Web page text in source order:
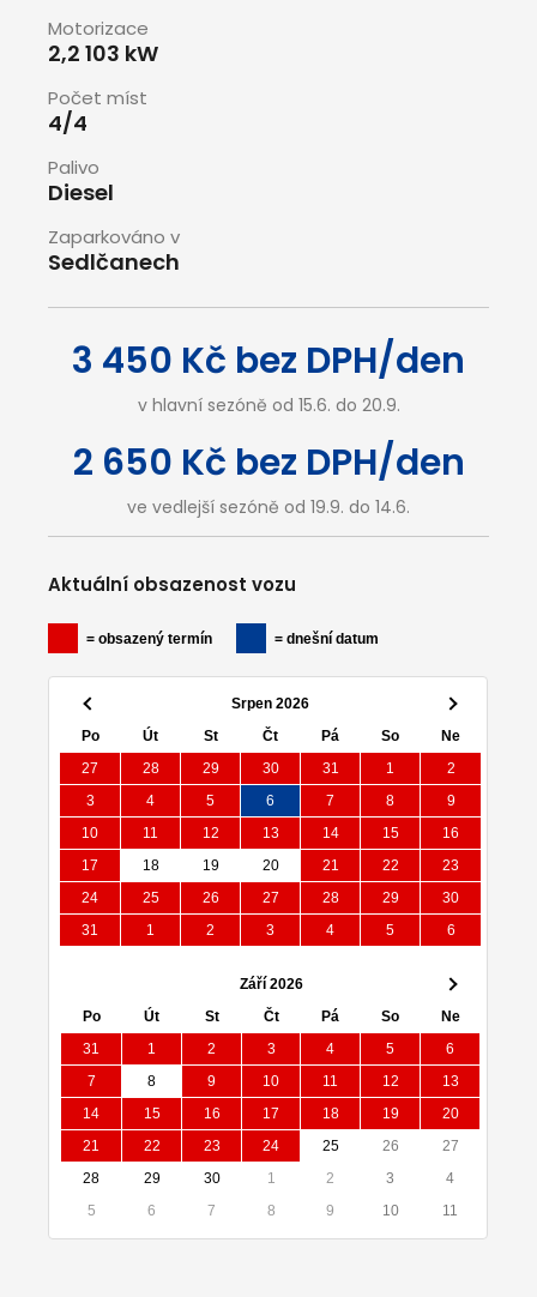
Motorizace
2,2 103 kW
Počet míst
4/4
Palivo
Diesel
Zaparkováno v
Sedlčanech
3 450 Kč bez DPH/den
v hlavní sezóně od 15.6. do 20.9.
2 650 Kč bez DPH/den
ve vedlejší sezóně od 19.9. do 14.6.
Aktuální obsazenost vozu